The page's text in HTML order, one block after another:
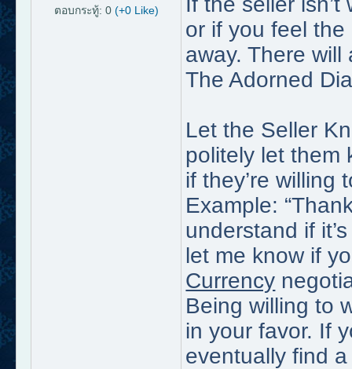
ตอบกระทู้: 0 (+0 Like)
or if you feel the
away. There
The Adorned
Let the Seller
politely let them
if they’re willing
Example:
understand if
let me know if
Currency
Being willing to
in your favor. If
eventually find